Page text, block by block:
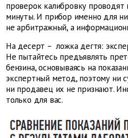
проверок калибровку проводят
минуты. И прибор именно для
не арбитражный, а
На десерт – ложка дегтя:
Не пытайтесь предъявлять
бензина, основываясь на
экспертный метод, поэтому ни
ни продавец их не признают.
только для вас.